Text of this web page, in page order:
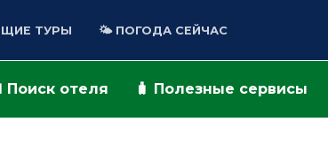
ТУРЫ 🌤️ ПОГОДА СЕЙЧАС
Поиск отеля 🧳 Полезные сервисы